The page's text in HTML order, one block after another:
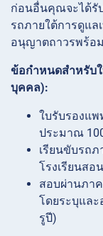
ก่อนอื่นคุณจะได้รั
รถภายใต้การดูแล
อนุญาตถาวรพร้อ
ข้อกำหนดสำหรับ
บุคคล):
ใบรับรองแ
ประมาณ
เรียนขับรถ
โรงเรียนสอ
สอบผ่านภา
โดยระบุและ
รูปี)